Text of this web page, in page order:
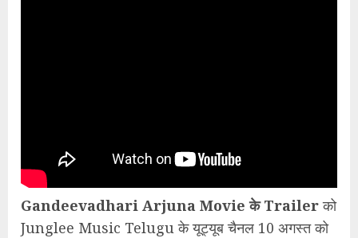
Gandeevadhari Arjuna Movie के Trailerको
Junglee Music Telugu के यूट्यूब चैनल 10 अगस्त को